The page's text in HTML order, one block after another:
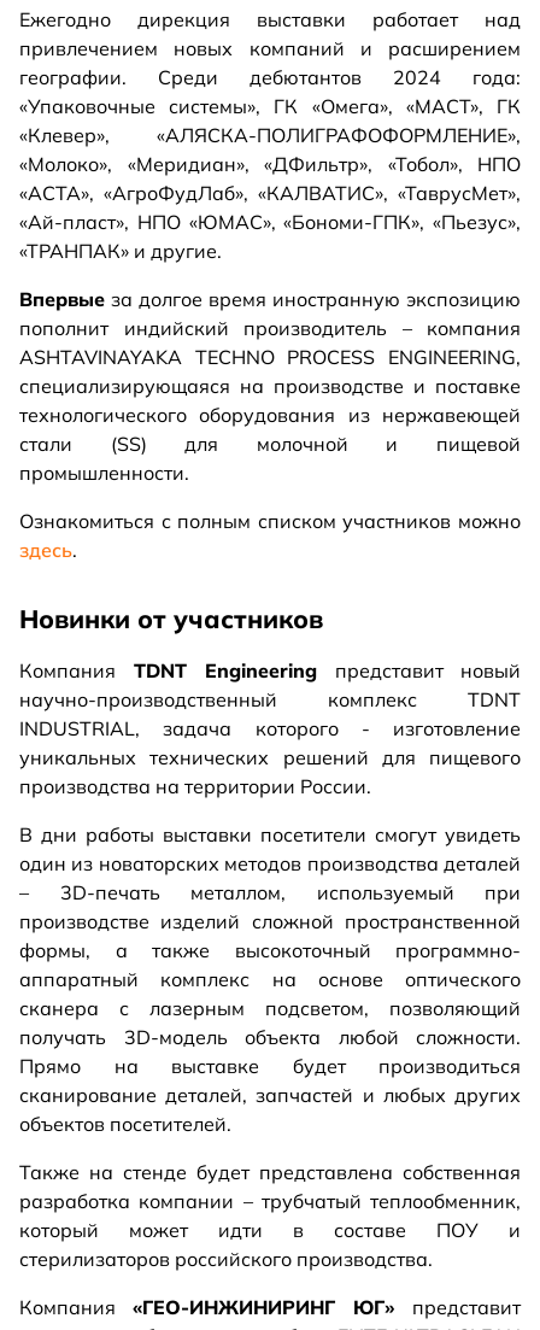
Ежегодно дирекция выставки работает над
привлечением новых компаний и расширением
географии. Среди дебютантов 2024 года:
«Упаковочные системы», ГК «Омега», «МАСТ», ГК
«Клевер», «АЛЯСКА-ПОЛИГРАФОФОРМЛЕНИЕ»,
«Молоко», «Меридиан», «ДФильтр», «Тобол», НПО
«АСТА», «АгроФудЛаб», «КАЛВАТИС», «ТаврусМет»,
«Ай-пласт», НПО «ЮМАС», «Бономи-ГПК», «Пьезус»,
«ТРАНПАК» и другие.
Впервые за долгое время иностранную экспозицию
пополнит индийский производитель – компания
ASHTAVINAYAKA TECHNO PROCESS ENGINEERING,
специализирующаяся на производстве и поставке
технологического оборудования из нержавеющей
стали (SS) для молочной и пищевой
промышленности.
Ознакомиться с полным списком участников можно
здесь.
Новинки от участников
Компания TDNT Engineering представит новый
научно-производственный комплекс TDNT
INDUSTRIAL, задача которого - изготовление
уникальных технических решений для пищевого
производства на территории России.
В дни работы выставки посетители смогут увидеть
один из новаторских методов производства деталей
– 3D-печать металлом, используемый при
производстве изделий сложной пространственной
формы, а также высокоточный программно-
аппаратный комплекс на основе оптического
сканера с лазерным подсветом, позволяющий
получать 3D-модель объекта любой сложности.
Прямо на выставке будет производиться
сканирование деталей, запчастей и любых других
объектов посетителей.
Также на стенде будет представлена собственная
разработка компании – трубчатый теплообменник,
который может идти в составе ПОУ и
стерилизаторов российского производства.
Компания «ГЕО-ИНЖИНИРИНГ ЮГ» представит